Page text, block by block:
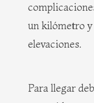
un kilómetro y
elevaciones.
Para llegar